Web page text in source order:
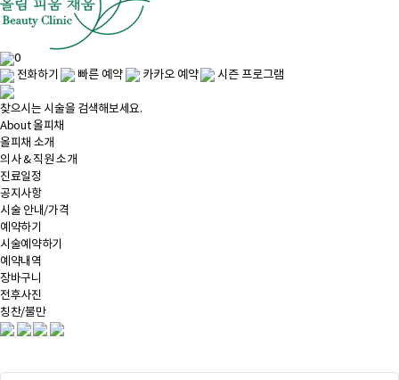
0
전화하기
빠른 예약 카카오 예약 시즌 프로그램
찾으시는 시술을 검색해보세요.
About 올피채
올피채 소개
의사 & 직원 소개
진료일정
공지사항
시술 안내/가격
예약하기
시술예약하기
예약내역
장바구니
전후사진
칭찬/불만